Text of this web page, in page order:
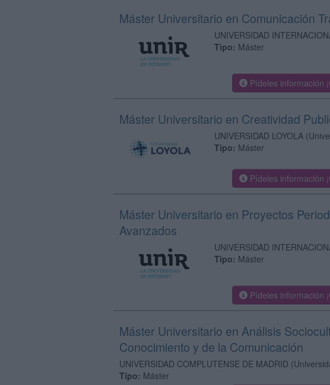
Máster Universitario en Comunicación
UNIVERSIDAD
Tipo: Máster
Pídeles información
Máster Universitario en Creatividad
UNIVERSIDAD LOYOLA
Tipo: Máster
Pídeles información
Máster Universitario en Proyectos
Avanzados
UNIVERSIDAD
Tipo: Máster
Pídeles información
Máster Universitario en Análisis
Conocimiento y de la Comunicación
UNIVERSIDAD COMPLUTENSE DE MADRID
Tipo: Máster